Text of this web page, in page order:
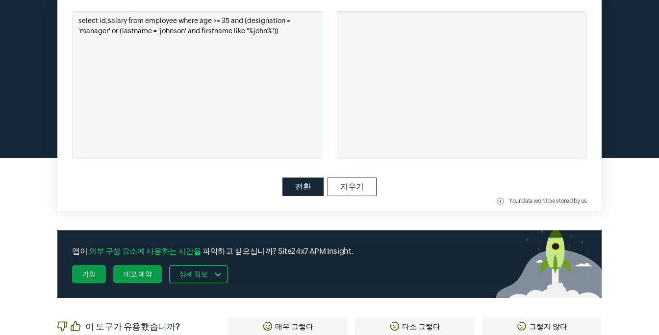
여기에 SQL을 붙여 넣으십시오.
전환 지우기
Your data won't be stored by us
앱이 외부 구성 요소에 사용하는 시간을 파악하고 싶으십니까? Site24x7 APM Insight.
가입 데모 예약 상세 정보
이 도구가 유용했습니까? 매우 그렇다 다소 그렇다 그렇지 않다